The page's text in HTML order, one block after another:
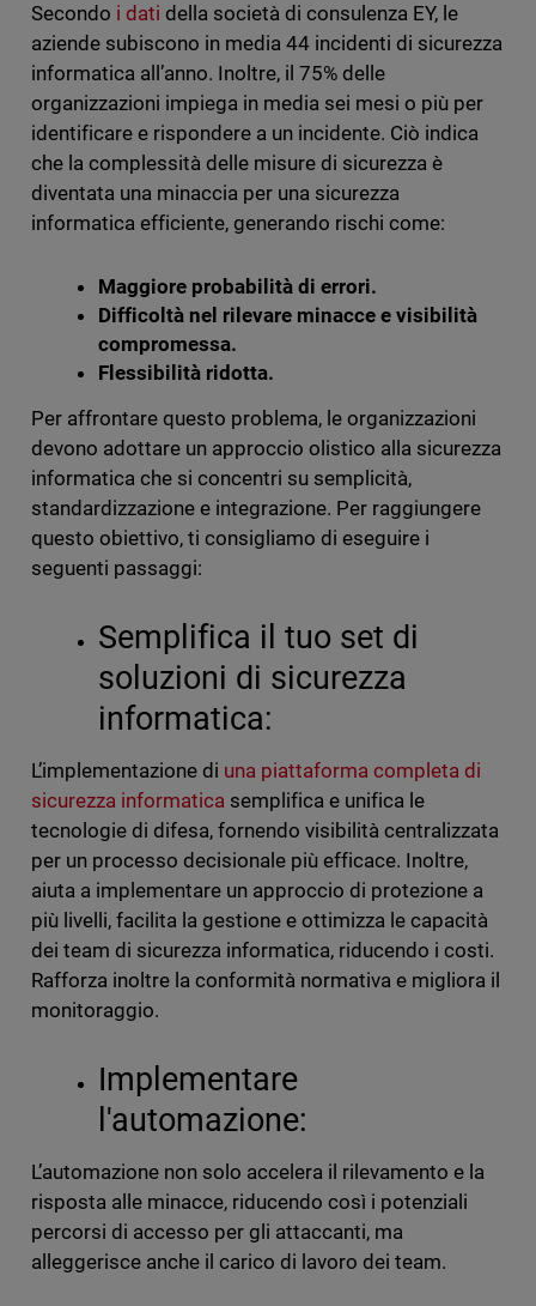
Secondo i dati della società di consulenza EY, le
aziende subiscono in media 44 incidenti di sicurezza
informatica all’anno. Inoltre, il 75% delle
organizzazioni impiega in media sei mesi o più per
identificare e rispondere a un incidente. Ciò indica
che la complessità delle misure di sicurezza è
diventata una minaccia per una sicurezza
informatica efficiente, generando rischi come:
Maggiore probabilità di errori.
Difficoltà nel rilevare minacce e visibilità
compromessa.
Flessibilità ridotta.
Per affrontare questo problema, le organizzazioni
devono adottare un approccio olistico alla sicurezza
informatica che si concentri su semplicità,
standardizzazione e integrazione. Per raggiungere
questo obiettivo, ti consigliamo di eseguire i
seguenti passaggi:
Semplifica il tuo set di
soluzioni di sicurezza
informatica:
L’implementazione di una piattaforma completa di
sicurezza informaticasemplifica e unifica le
tecnologie di difesa, fornendo visibilità centralizzata
per un processo decisionale più efficace. Inoltre,
aiuta a implementare un approccio di protezione a
più livelli, facilita la gestione e ottimizza le capacità
dei team di sicurezza informatica, riducendo i costi.
Rafforza inoltre la conformità normativa e migliora il
monitoraggio.
Implementare
l'automazione:
L’automazione non solo accelera il rilevamento e la
risposta alle minacce, riducendo così i potenziali
percorsi di accesso per gli attaccanti, ma
alleggerisce anche il carico di lavoro dei team.